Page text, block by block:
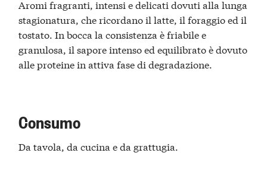
Aromi fragranti, intensi e delicati dovuti alla lunga
stagionatura, che ricordano il latte, il foraggio ed il
tostato. In bocca la consistenza è friabile e
granulosa, il sapore intenso ed equilibrato è dovuto
alle proteine in attiva fase di degradazione.
Consumo
Da tavola, da cucina e da grattugia.